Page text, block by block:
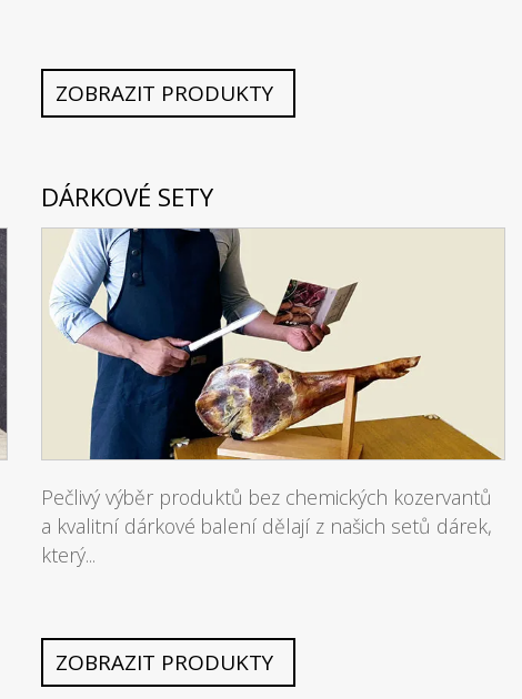
ZOBRAZIT PRODUKTY
DÁRKOVÉ SETY
Pečlivý výběr produktů bez chemických kozervantů
a kvalitní dárkové balení dělají z našich setů dárek,
který...
ZOBRAZIT PRODUKTY